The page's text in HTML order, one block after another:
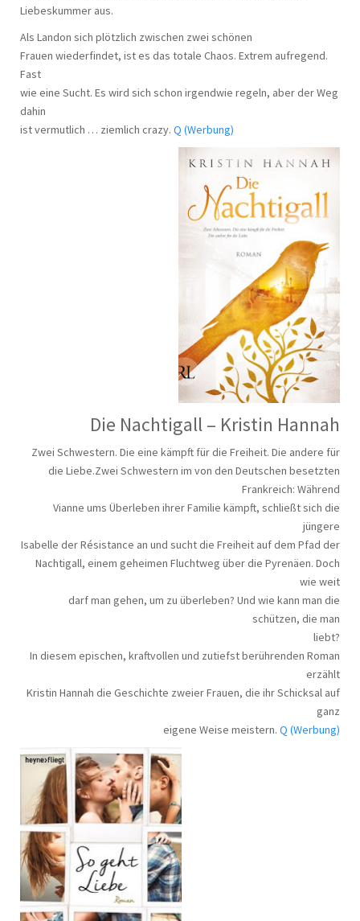
Liebeskummer aus.
Als Landon sich plötzlich zwischen zwei schönen
Frauen wiederfindet, ist es das totale Chaos. Extrem aufregend.
Fast
wie eine Sucht. Es wird sich schon irgendwie regeln, aber der Weg
dahin
ist vermutlich … ziemlich crazy. Q (Werbung)
Die Nachtigall – Kristin Hannah
Zwei Schwestern. Die eine kämpft für die Freiheit. Die andere für
die Liebe.Zwei Schwestern im von den Deutschen besetzten
Frankreich: Während
Vianne ums Überleben ihrer Familie kämpft, schließt sich die
jüngere
Isabelle der Résistance an und sucht die Freiheit auf dem Pfad der
Nachtigall, einem geheimen Fluchtweg über die Pyrenäen. Doch
wie weit
darf man gehen, um zu überleben? Und wie kann man die
schützen, die man
liebt?
In diesem epischen, kraftvollen und zutiefst berührenden Roman
erzählt
Kristin Hannah die Geschichte zweier Frauen, die ihr Schicksal auf
ganz
eigene Weise meistern. Q (Werbung)